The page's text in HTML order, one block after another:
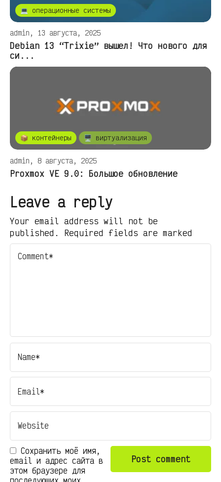
💻 операционные системы
admin, 13 августа, 2025
Debian 13 “Trixie” вышел! Что нового для
си...
📦 контейнеры 🖥️ виртуализация
admin, 8 августа, 2025
Proxmox VE 9.0: Большое обновление
Leave a reply
Your email address will not be
published. Required fields are marked
Сохранить моё имя,
email и адрес сайта в
этом браузере для